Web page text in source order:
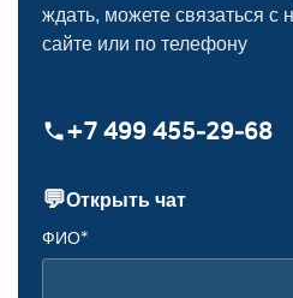
ждать, можете связаться с
сайте или по телефону
+7 499 455‑29‑68
💬Открыть чат
ФИО*